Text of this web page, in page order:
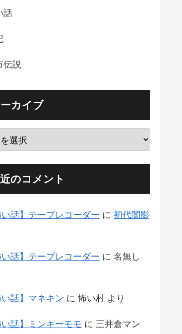
話
伝説
カイブ
のコメント
い話】テープレコーダー に 初代闇影
い話】テープレコーダー に 名無し
い話】マネキン に怖い村 より
い話】ミンキーモモ に 三井倉マン